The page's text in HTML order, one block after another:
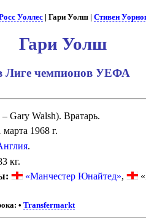
Уоллес| Гари Уолш | Стивен
Гари Уолш
Лиге чемпионов УЕФА
– Gary Walsh). Вратарь.
марта 1968 г.
.
кг.
«Манчестер Юнайтед»,
•Transfermarkt